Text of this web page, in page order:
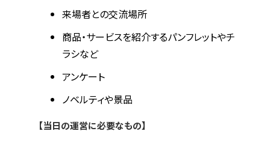
来場者との交流場所
商品・サービスを紹介するパンフレットやチ
ラシなど
アンケート
ノベルティや景品
【当日の運営に必要なもの】